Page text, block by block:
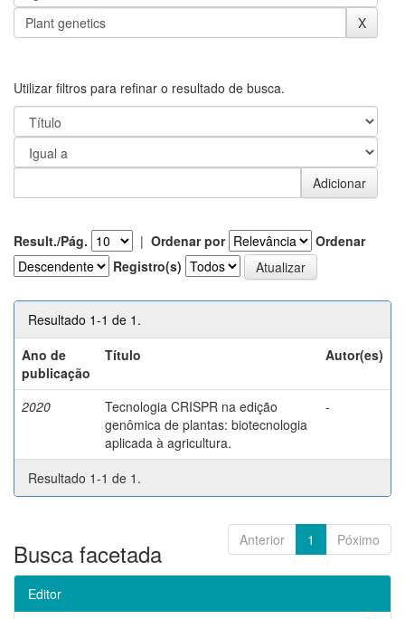
Utilizar filtros para refinar o resultado de busca.
Result./Pág. | Ordenar por
Ordenar
Registro(s)
Resultado 1-1 de 1.
Ano de
publicação
Título Autor(es)
2020
Tecnologia CRISPR na edição
genômica de plantas: biotecnologia
aplicada à agricultura.
-
Resultado 1-1 de 1.
Anterior 1 Póximo
Busca facetada
Editor